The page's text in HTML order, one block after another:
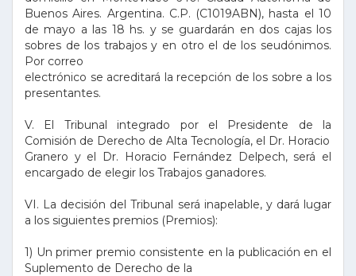
Buenos Aires. Argentina. C.P. (C1019ABN), hasta el 10
de mayo a las 18 hs. y se guardarán en dos cajas los
sobres de los trabajos y en otro el de los seudónimos.
Por correo
electrónico se acreditará la recepción de los sobre a los
presentantes.
V. El Tribunal integrado por el Presidente de la
Comisión de Derecho de Alta Tecnología, el Dr. Horacio
Granero y el Dr. Horacio Fernández Delpech, será el
encargado de elegir los Trabajos ganadores.
VI. La decisión del Tribunal será inapelable, y dará lugar
a los siguientes premios (Premios):
1) Un primer premio consistente en la publicación en el
Suplemento de Derecho de la